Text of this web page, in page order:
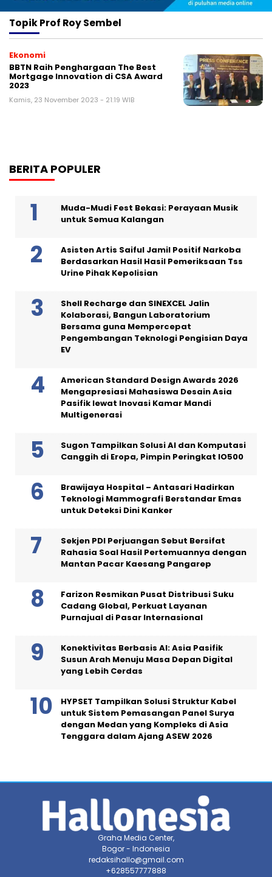
TopikProf Roy Sembel
Ekonomi
BBTN Raih Penghargaan The Best
Mortgage Innovation di CSA Award
2023
Kamis, 23 November 2023 - 21:19 WIB
BERITA POPULER
Muda-Mudi Fest Bekasi: Perayaan Musik
untuk Semua Kalangan
Asisten Artis Saiful Jamil Positif Narkoba
Berdasarkan Hasil Hasil Pemeriksaan Tss
Urine Pihak Kepolisian
Shell Recharge dan SINEXCEL Jalin
Kolaborasi, Bangun Laboratorium
Bersama guna Mempercepat
Pengembangan Teknologi Pengisian Daya
EV
American Standard Design Awards 2026
Mengapresiasi Mahasiswa Desain Asia
Pasifik lewat Inovasi Kamar Mandi
Multigenerasi
Sugon Tampilkan Solusi AI dan Komputasi
Canggih di Eropa, Pimpin Peringkat IO500
Brawijaya Hospital – Antasari Hadirkan
Teknologi Mammografi Berstandar Emas
untuk Deteksi Dini Kanker
Sekjen PDI Perjuangan Sebut Bersifat
Rahasia Soal Hasil Pertemuannya dengan
Mantan Pacar Kaesang Pangarep
Farizon Resmikan Pusat Distribusi Suku
Cadang Global, Perkuat Layanan
Purnajual di Pasar Internasional
Konektivitas Berbasis AI: Asia Pasifik
Susun Arah Menuju Masa Depan Digital
yang Lebih Cerdas
HYPSET Tampilkan Solusi Struktur Kabel
untuk Sistem Pemasangan Panel Surya
dengan Medan yang Kompleks di Asia
Tenggara dalam Ajang ASEW 2026
Graha Media Center,
Bogor - Indonesia
redaksihallo@gmail.com
+628557777888